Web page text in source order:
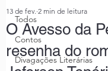
Todos
Contos
Divagações Literárias
O Avesso da
resenha do
13 de fev. 2 min de leitura